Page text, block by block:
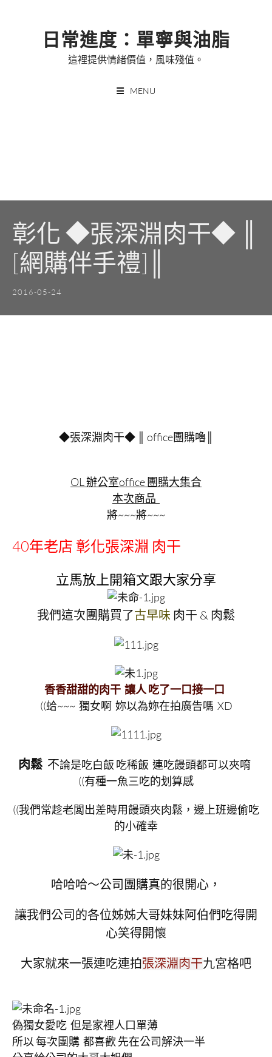
日常進度：單寧與油脂
這裡提供情緒價值，風味殘值。
MENU
彰化 ◆張深淵肉干◆ ║
[網購伴手禮]║
2016-05-24
◆張深淵肉干◆ ║ office團購嚕║
OL 辦公室office 團購大集合
本次商品
將~~~將~~~
40年老店 彰化張深淵 肉干
立馬放上開箱文跟大家分享
我們這次團購買了古早味 肉干 & 肉鬆
香香甜甜的肉干 讓人 吃了一口接一口
((蛤~~~ 獨女啊 妳以為妳在拍廣告嗎 XD
肉鬆 不論是吃白飯 吃稀飯 連吃饅頭都可以夾唷
((有種一魚三吃的划算感
((我們常趁老闆出差時用饅頭夾肉鬆，邊上班邊偷吃
的小確幸
哈哈哈～公司團購真的很開心，
讓我們公司的各位姊姊大哥妹妹阿伯們吃得開
心笑得開懷
大家就來一張連吃連拍張深淵肉干九宮格吧
偽獨女愛吃 但是家裡人口單薄
所以 每次團購 都喜歡 先在公司解決一半